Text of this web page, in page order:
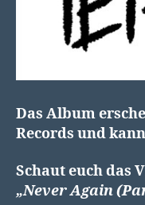
Das Album
Records und kann
Schaut euch das
„Never Again